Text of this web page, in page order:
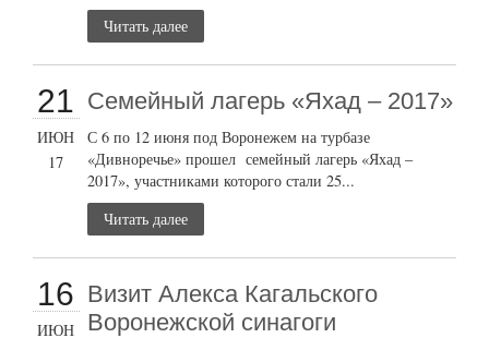
Читать далее
21
ИЮН
17
Семейный лагерь «Яхад – 2017»
С 6 по 12 июня под Воронежем на турбазе
«Дивноречье» прошел семейный лагерь «Яхад –
2017», участниками которого стали 25...
Читать далее
16
ИЮН
Визит Алекса Кагальского
Воронежской синагоги